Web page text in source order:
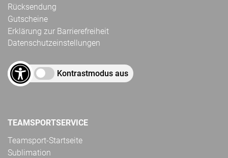
Rücksendung
Gutscheine
Erklärung zur Barrierefreiheit
Datenschutzeinstellungen
Kontrastmodus aus
TEAMSPORTSERVICE
Teamsport-Startseite
Sublimation